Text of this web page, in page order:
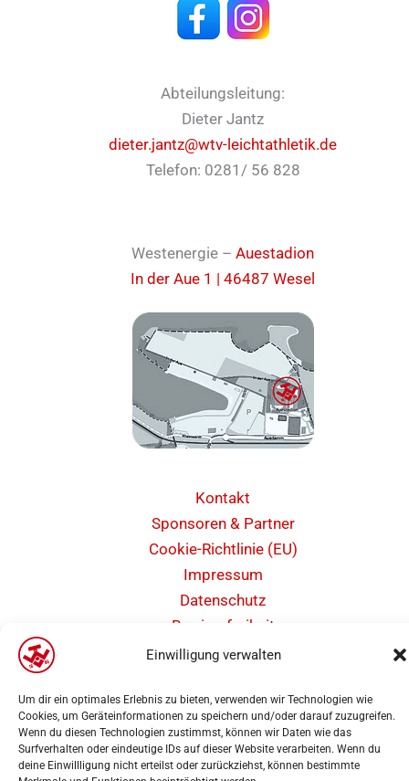
Einwilligung verwalten
Um dir ein optimales Erlebnis zu bieten, verwenden wir Technologien wie
Cookies, um Geräteinformationen zu speichern und/oder darauf zuzugreifen.
Wenn du diesen Technologien zustimmst, können wir Daten wie das
Surfverhalten oder eindeutige IDs auf dieser Website verarbeiten. Wenn du
deine Einwillligung nicht erteilst oder zurückziehst, können bestimmte
Abteilungsleitung:
Dieter Jantz
dieter.jantz@wtv-leichtathletik.de
Telefon: 0281/ 56 828
Westenergie – Auestadion
In der Aue 1 | 46487 Wesel
Kontakt
Sponsoren & Partner
Cookie-Richtlinie (EU)
Impressum
Datenschutz
Barrierefreiheit
Copyright 2025 | Weseler Turnverein von 1860 e.V. Abteilung Leichtathletik |
WebdesignPK-Medien